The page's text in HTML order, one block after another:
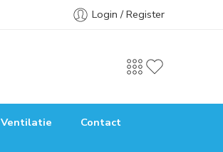
Login / Register
Ventilatie Contact